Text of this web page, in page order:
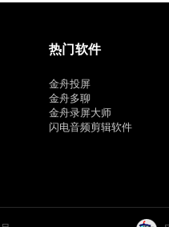
热门软件
金舟投屏
金舟多聊
金舟录屏大师
闪电音频剪辑软件